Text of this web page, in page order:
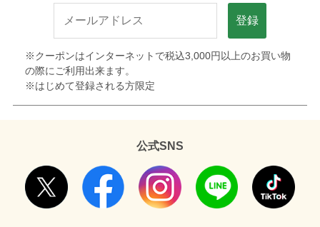
登録
※クーポンはインターネットで税込3,000円以上のお買い物
の際にご利用出来ます。
※はじめて登録される方限定
公式SNS